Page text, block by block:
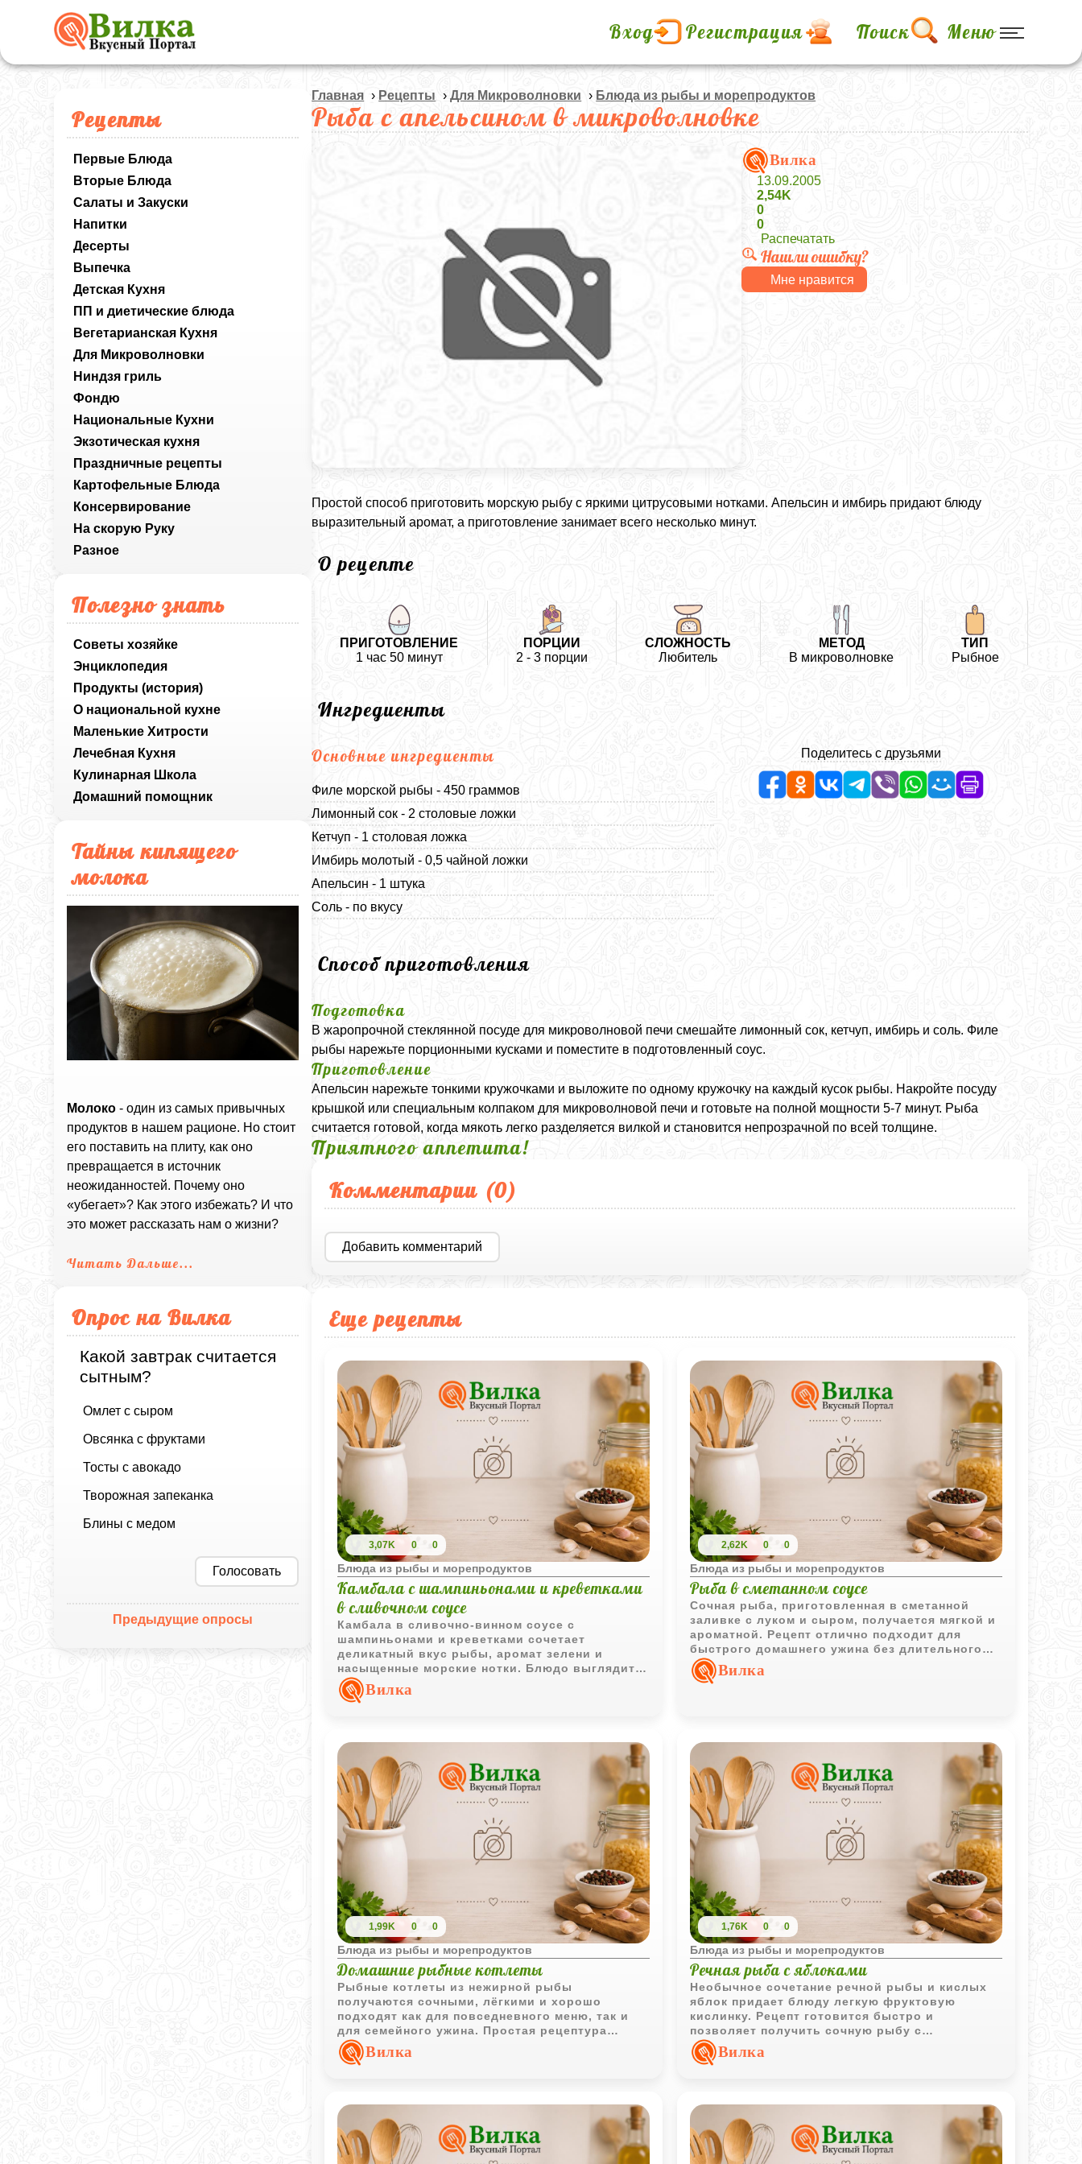
Вход Регистрация Поиск Меню
Рецепты
Первые Блюда
Вторые Блюда
Салаты и Закуски
Напитки
Десерты
Выпечка
Детская Кухня
ПП и диетические блюда
Вегетарианская Кухня
Для Микроволновки
Ниндзя гриль
Фондю
Национальные Кухни
Экзотическая кухня
Праздничные рецепты
Картофельные Блюда
Консервирование
На скорую Руку
Разное
Полезно знать
Советы хозяйке
Энциклопедия
Продукты (история)
О национальной кухне
Маленькие Хитрости
Лечебная Кухня
Кулинарная Школа
Домашний помощник
Тайны кипящего
молока
Молоко - один из самых привычных
продуктов в нашем рационе. Но стоит
его поставить на плиту, как оно
превращается в источник
неожиданностей. Почему оно
«убегает»? Как этого избежать? И что
это может рассказать нам о жизни?
Читать Дальше...
Опрос на Вилка
Какой завтрак считается
сытным?
Омлет с сыром
Овсянка с фруктами
Тосты с авокадо
Творожная запеканка
Блины с медом
Голосовать
Предыдущие опросы
Главная › Рецепты ›Для Микроволновки › Блюда из рыбы и морепродуктов
Рыба с апельсином в микроволновке
Вилка
13.09.2005
2,54K
0
0
Распечатать
Нашли ошибку?
Мне нравится
Простой способ приготовить морскую рыбу с яркими цитрусовыми нотками. Апельсин и имбирь придают блюду
выразительный аромат, а приготовление занимает всего несколько минут.
О рецепте
ПРИГОТОВЛЕНИЕ
1 час 50 минут
ПОРЦИИ
2 - 3 порции
СЛОЖНОСТЬ
Любитель
МЕТОД
В микроволновке
ТИП
Рыбное
Ингредиенты
Основные ингредиенты
Филе морской рыбы - 450 граммов
Лимонный сок - 2 столовые ложки
Кетчуп - 1 столовая ложка
Имбирь молотый - 0,5 чайной ложки
Апельсин - 1 штука
Соль - по вкусу
Поделитесь с друзьями
Способ приготовления
Подготовка
В жаропрочной стеклянной посуде для микроволновой печи смешайте лимонный сок, кетчуп, имбирь и соль. Филе
рыбы нарежьте порционными кусками и поместите в подготовленный соус.
Приготовление
Апельсин нарежьте тонкими кружочками и выложите по одному кружочку на каждый кусок рыбы. Накройте посуду
крышкой или специальным колпаком для микроволновой печи и готовьте на полной мощности 5-7 минут. Рыба
считается готовой, когда мякоть легко разделяется вилкой и становится непрозрачной по всей толщине.
Приятного аппетита!
Комментарии (0)
Добавить комментарий
Еще рецепты
3,07K 0 0
Блюда из рыбы и морепродуктов
Камбала с шампиньонами и креветками
в сливочном соусе
Камбала в сливочно-винном соусе с
шампиньонами и креветками сочетает
деликатный вкус рыбы, аромат зелени и
насыщенные морские нотки. Блюдо выглядит
празднично и при этом готовится достаточно
быстро.Вилка
2,62K 0 0
Блюда из рыбы и морепродуктов
Рыба в сметанном соусе
Сочная рыба, приготовленная в сметанной
заливке с луком и сыром, получается мягкой и
ароматной. Рецепт отлично подходит для
быстрого домашнего ужина без длительного
стояния у плиты.
Вилка
1,99K 0 0
Блюда из рыбы и морепродуктов
Домашние рыбные котлеты
Рыбные котлеты из нежирной рыбы
получаются сочными, лёгкими и хорошо
подходят как для повседневного меню, так и
для семейного ужина. Простая рецептура
позволяет подчеркнуть натуральный вкус
рыбы без лишних добавок.
Вилка
1,76K 0 0
Блюда из рыбы и морепродуктов
Речная рыба с яблоками
Необычное сочетание речной рыбы и кислых
яблок придает блюду легкую фруктовую
кислинку. Рецепт готовится быстро и
позволяет получить сочную рыбу с
интересным вкусом без сложных ингредиентов.
Вилка